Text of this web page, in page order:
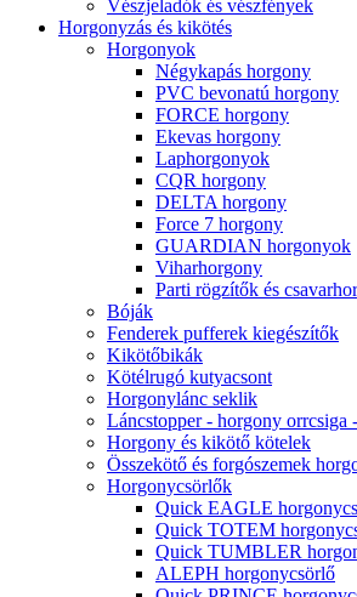
Vészjeladók és vészfények
Horgonyzás és kikötés
Horgonyok
Négykapás horgony
PVC bevonatú horgony
FORCE horgony
Ekevas horgony
Laphorgonyok
CQR horgony
DELTA horgony
Force 7 horgony
GUARDIAN horgonyok
Viharhorgony
Parti rögzítők és
Bóják
Fenderek pufferek kiegészítők
Kikötőbikák
Kötélrugó kutyacsont
Horgonylánc seklik
Láncstopper - horgony orrcsiga
Horgony és kikötő kötelek
Összekötő és forgószemek
Horgonycsörlők
Quick EAGLE
Quick TOTEM
Quick TUMBLER
ALEPH horgonycsörlő